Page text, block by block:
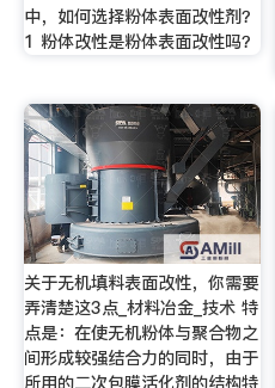
中，如何选择粉体表面改性剂？
1 粉体改性是粉体表面改性吗？
关于无机填料表面改性，你需要
弄清楚这3点_材料冶金_技术 特
点是：在使无机粉体与聚合物之
间形成较强结合力的同时，由于
所用的二次包膜活化剂的结构特